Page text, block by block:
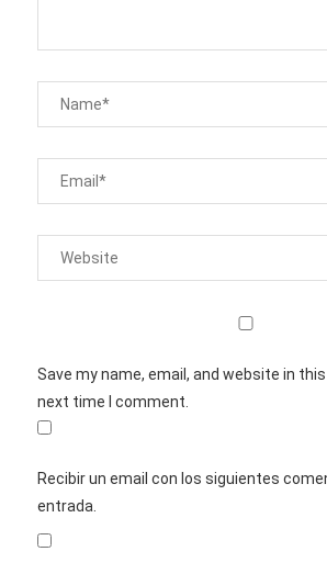
Save my name, email, and website in
next time I comment.
Recibir un email con los siguientes
entrada.